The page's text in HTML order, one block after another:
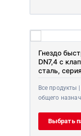
Гнездо
DN7,4 с
сталь,
Все продукты
общего
Выбрать